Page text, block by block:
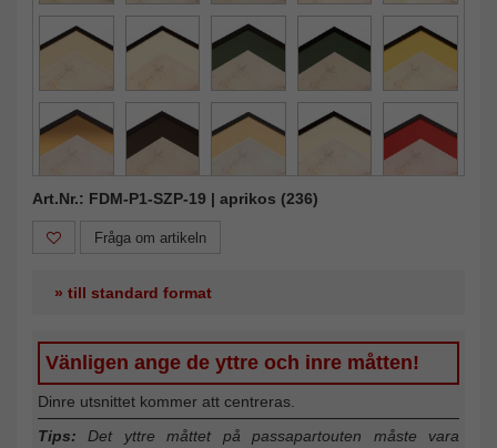
Art.Nr.: FDM-P1-SZP-19 | aprikos (236)
Fråga om artikeln
» till standard format
Vänligen ange de yttre och inre måtten!
Dinre utsnittet kommer att centreras.
Tips: Det yttre måttet på passapartouten måste vara